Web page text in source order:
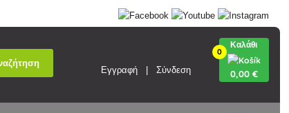
Εγγραφή Σύνδεση
0
Καλάθι
0,00 €